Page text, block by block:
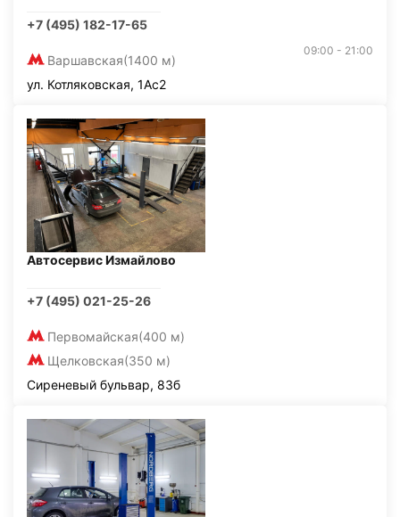
+7 (495) 182-17-65
Варшавская(1400 м)
09:00 - 21:00
ул. Котляковская, 1Ас2
Автосервис Измайлово
+7 (495) 021-25-26
Первомайская(400 м)
Щелковская(350 м)
Сиреневый бульвар, 83б